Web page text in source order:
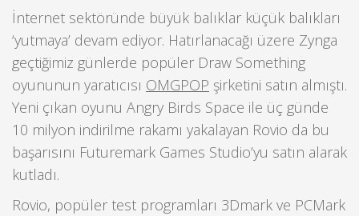
İnternet sektöründe büyük balıklar küçük balıkları
‘yutmaya’ devam ediyor. Hatırlanacağı üzere Zynga
geçtiğimiz günlerde popüler Draw Something
oyununun yaratıcısı OMGPOP şirketini satın almıştı.
Yeni çıkan oyunu Angry Birds Space ile üç günde
10 milyon indirilme rakamı yakalayan Rovio da bu
başarısını Futuremark Games Studio’yu satın alarak
kutladı.
Rovio, popüler test programları 3Dmark ve PCMark